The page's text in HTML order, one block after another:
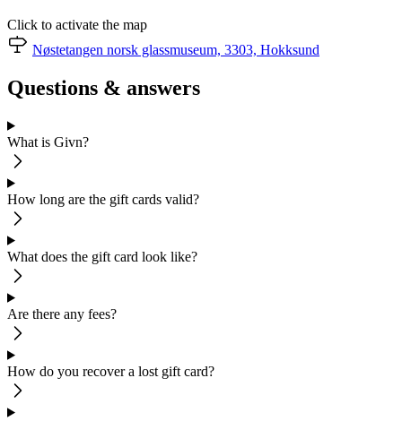
Click to activate the map
Nøstetangen norsk glassmuseum, 3303, Hokksund
Questions & answers
What is Givn?
How long are the gift cards valid?
What does the gift card look like?
Are there any fees?
How do you recover a lost gift card?